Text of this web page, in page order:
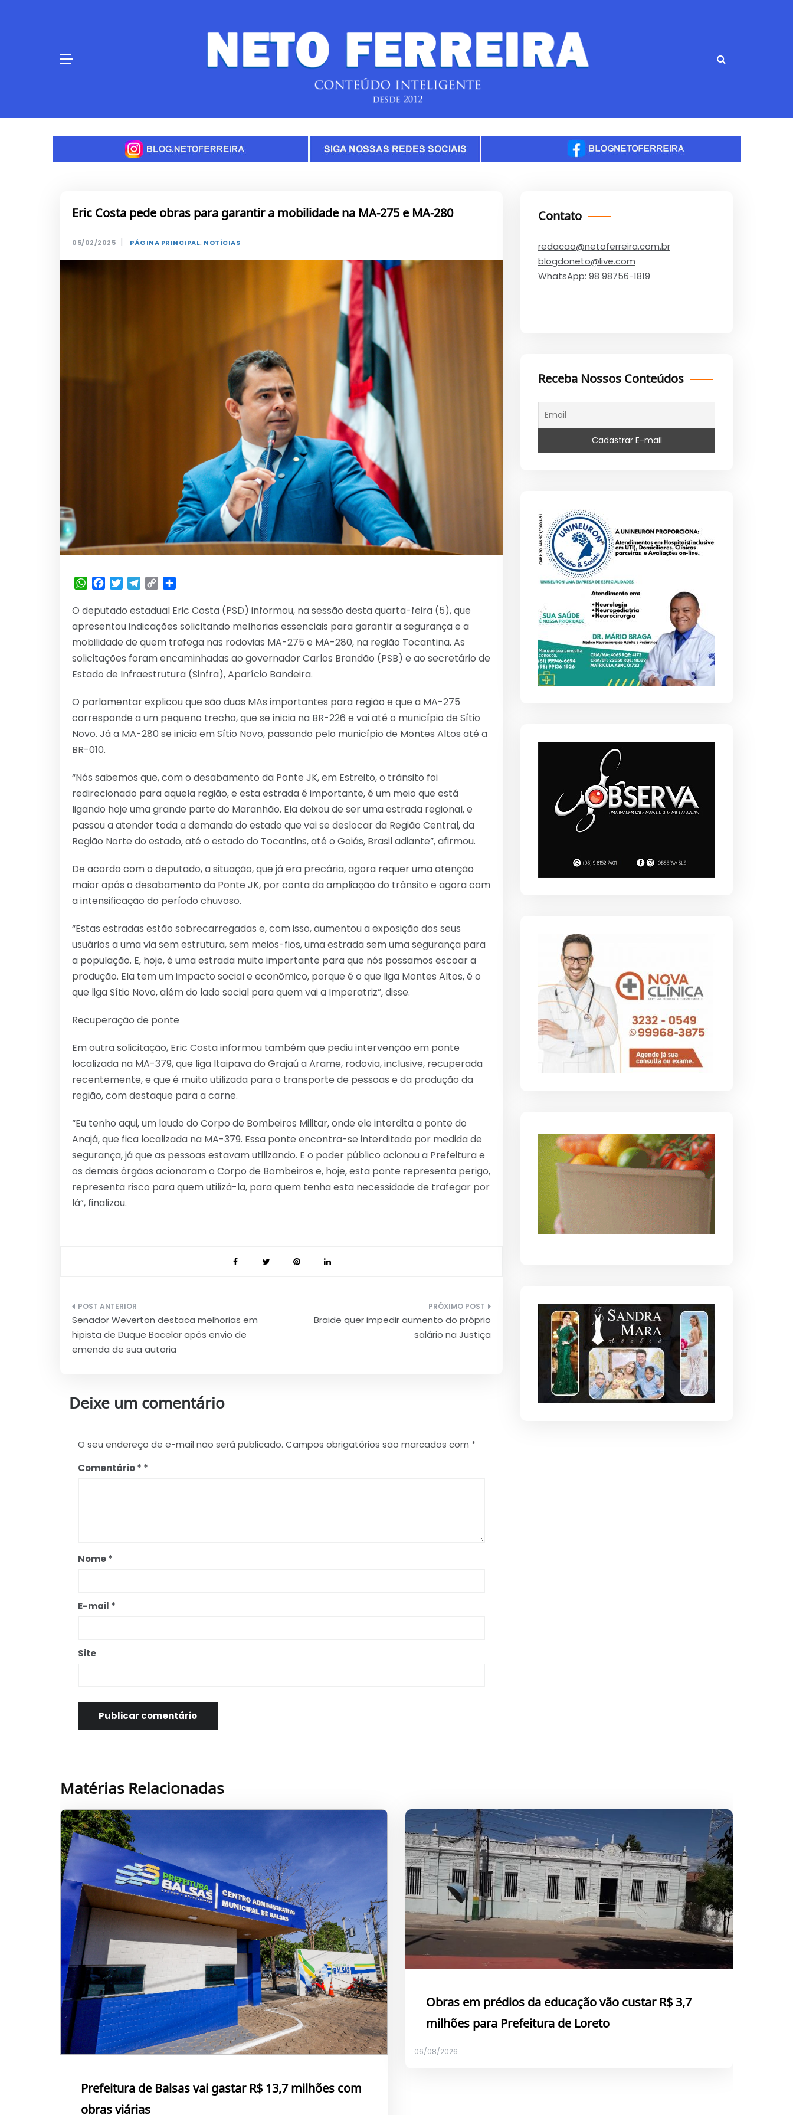
Eric Costa pede obras para garantir a mobilidade na MA-275 e MA-280
05/02/2025 | PÁGINA PRINCIPAL, NOTÍCIAS
WhatsApp
Facebook
TwitterTelegram
Copy
O deputado estadual Eric Costa (PSD) informou, na sessão desta quarta-feira (5), que
apresentou indicações solicitando melhorias essenciais para garantir a segurança e a
mobilidade de quem trafega nas rodovias MA-275 e MA-280, na região Tocantina. As
solicitações foram encaminhadas ao governador Carlos Brandão (PSB) e ao secretário de
Estado de Infraestrutura (Sinfra), Aparício Bandeira.
O parlamentar explicou que são duas MAs importantes para região e que a MA-275
corresponde a um pequeno trecho, que se inicia na BR-226 e vai até o município de Sítio
Novo. Já a MA-280 se inicia em Sítio Novo, passando pelo município de Montes Altos até a
BR-010.
“Nós sabemos que, com o desabamento da Ponte JK, em Estreito, o trânsito foi
redirecionado para aquela região, e esta estrada é importante, é um meio que está
ligando hoje uma grande parte do Maranhão. Ela deixou de ser uma estrada regional, e
passou a atender toda a demanda do estado que vai se deslocar da Região Central, da
Região Norte do estado, até o estado do Tocantins, até o Goiás, Brasil adiante”, afirmou.
De acordo com o deputado, a situação, que já era precária, agora requer uma atenção
maior após o desabamento da Ponte JK, por conta da ampliação do trânsito e agora com
a intensificação do período chuvoso.
“Estas estradas estão sobrecarregadas e, com isso, aumentou a exposição dos seus
usuários a uma via sem estrutura, sem meios-fios, uma estrada sem uma segurança para
a população. E, hoje, é uma estrada muito importante para que nós possamos escoar a
produção. Ela tem um impacto social e econômico, porque é o que liga Montes Altos, é o
que liga Sítio Novo, além do lado social para quem vai a Imperatriz”, disse.
Recuperação de ponte
Em outra solicitação, Eric Costa informou também que pediu intervenção em ponte
localizada na MA-379, que liga Itaipava do Grajaú a Arame, rodovia, inclusive, recuperada
recentemente, e que é muito utilizada para o transporte de pessoas e da produção da
região, com destaque para a carne.
“Eu tenho aqui, um laudo do Corpo de Bombeiros Militar, onde ele interdita a ponte do
Anajá, que fica localizada na MA-379. Essa ponte encontra-se interditada por medida de
segurança, já que as pessoas estavam utilizando. E o poder público acionou a Prefeitura e
os demais órgãos acionaram o Corpo de Bombeiros e, hoje, esta ponte representa perigo,
representa risco para quem utilizá-la, para quem tenha esta necessidade de trafegar por
lá”, finalizou.
Navegação
de
Post
Senador Weverton destaca melhorias em
hipista de Duque Bacelar após envio de
emenda de sua autoria
Braide quer impedir aumento do próprio
salário na Justiça
Deixe um comentário
O seu endereço de e-mail não será publicado. Campos obrigatórios são marcados com *
Comentário*
Nome*
E-mail *
Site
Contato
redacao@netoferreira.com.br
blogdoneto@live.com
WhatsApp: 98 98756-1819
Receba Nossos Conteúdos
Matérias Relacionadas
Prefeitura de Balsas vai gastar R$ 13,7 milhões com
obras viárias
Obras em prédios da educação vão custar R$ 3,7
milhões para Prefeitura de Loreto
06/08/2026